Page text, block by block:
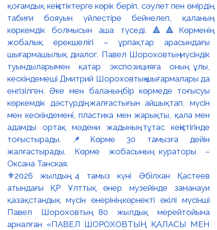
⚜️2026 жылдың 4 тамыз күні Әбілхан Қастеев
атындағы ҚР Ұлттық өнер музейінде заманауи
қазақстандық мүсін өнерінің көрнекті өкілі мүсінші
Павел Шороховтың 80 жылдық мерейтойына
арналған «ПАВЕЛ ШОРОХОВТЫҢ ҚАЛАСЫ МЕН